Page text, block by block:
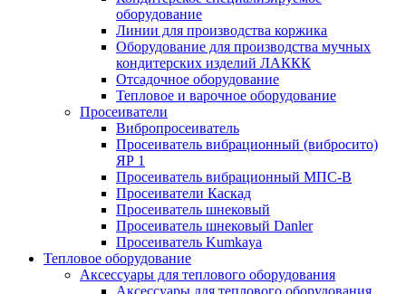
оборудование
Линии для производства коржика
Оборудование для производства мучных
кондитерских изделий ЛАККК
Отсадочное оборудование
Тепловое и варочное оборудование
Просеиватели
Вибропросеиватель
Просеиватель вибрационный (вибросито)
ЯР 1
Просеиватель вибрационный МПС-В
Просеиватели Каскад
Просеиватель шнековый
Просеиватель шнековый Danler
Просеиватель Kumkaya
Тепловое оборудование
Аксессуары для теплового оборудования
Аксессуары для теплового оборудования